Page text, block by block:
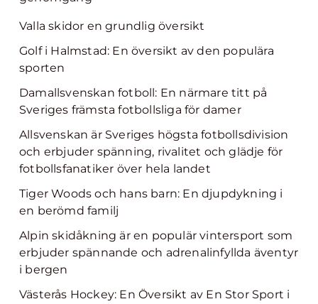
Valla skidor en grundlig översikt
Golf i Halmstad: En översikt av den populära
sporten
Damallsvenskan fotboll: En närmare titt på
Sveriges främsta fotbollsliga för damer
Allsvenskan är Sveriges högsta fotbollsdivision
och erbjuder spänning, rivalitet och glädje för
fotbollsfanatiker över hela landet
Tiger Woods och hans barn: En djupdykning i
en berömd familj
Alpin skidåkning är en populär vintersport som
erbjuder spännande och adrenalinfyllda äventyr
i bergen
Västerås Hockey: En Översikt av En Stor Sport i